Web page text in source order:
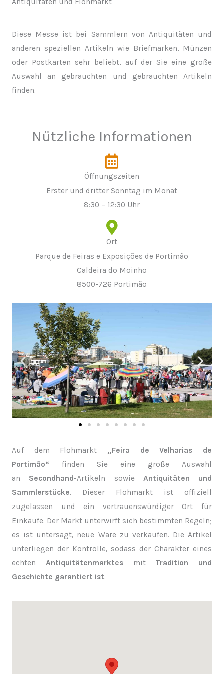
Diese Messe ist bei Sammlern von Antiquitäten und
anderen speziellen Artikeln wie Briefmarken, Münzen
oder Postkarten sehr beliebt, auf der Sie eine große
Auswahl an gebrauchten und gebrauchten Artikeln
finden.
Nützliche Informationen
Öffnungszeiten
Erster und dritter Sonntag im Monat
8:30 – 12:30 Uhr
Ort
Parque de Feiras e Exposições de Portimão
Caldeira do Moinho
8500-726 Portimão
Auf dem Flohmarkt „Feira de Velharias de
Portimão“ finden Sie eine große Auswahl
an Secondhand-Artikeln sowie Antiquitäten und
Sammlerstücke. Dieser Flohmarkt ist offiziell
zugelassen und ein vertrauenswürdiger Ort für
Einkäufe. Der Markt unterwirft sich bestimmten Regeln;
es ist untersagt, neue Ware zu verkaufen. Die Artikel
unterliegen der Kontrolle, sodass der Charakter eines
echten Antiquitätenmarktesmit Tradition und
Geschichte garantiert ist.